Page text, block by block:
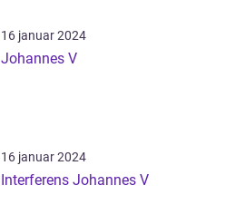
16 januar 2024
Johannes V
16 januar 2024
Interferens Johannes V